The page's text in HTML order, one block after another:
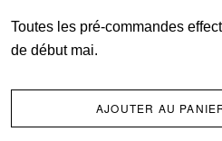
Toutes les pré-commandes
de début mai.
AJOUTER AU